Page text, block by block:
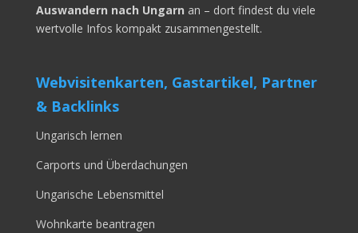
Auswandern nach Ungarn an – dort findest du viele
wertvolle Infos kompakt zusammengestellt.
Webvisitenkarten, Gastartikel, Partner
& Backlinks
Ungarisch lernen
Carports und Überdachungen
Ungarische Lebensmittel
Wohnkarte beantragen